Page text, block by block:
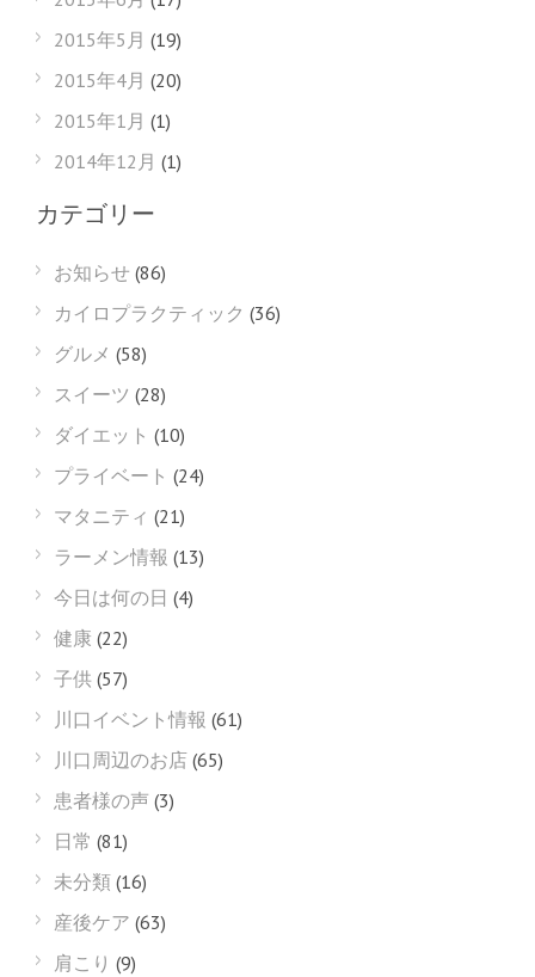
2015年5月 (19)
2015年4月 (20)
2015年1月 (1)
2014年12月 (1)
カテゴリー
お知らせ (86)
カイロプラクティック (36)
グルメ (58)
スイーツ (28)
ダイエット (10)
プライベート (24)
マタニティ (21)
ラーメン情報 (13)
今日は何の日 (4)
健康 (22)
子供 (57)
川口イベント情報 (61)
川口周辺のお店 (65)
患者様の声 (3)
日常 (81)
未分類 (16)
産後ケア (63)
肩こり (9)